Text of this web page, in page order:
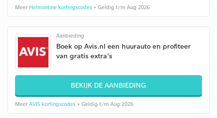
Meer Helmonline kortingscodes • Geldig t/m Aug 2026
Aanbieding
Boek op Avis.nl een huurauto en profiteer
van gratis extra's
BEKIJK DE AANBIEDING
Meer AVIS kortingscodes • Geldig t/m Aug 2026